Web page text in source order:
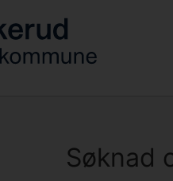
Søknad